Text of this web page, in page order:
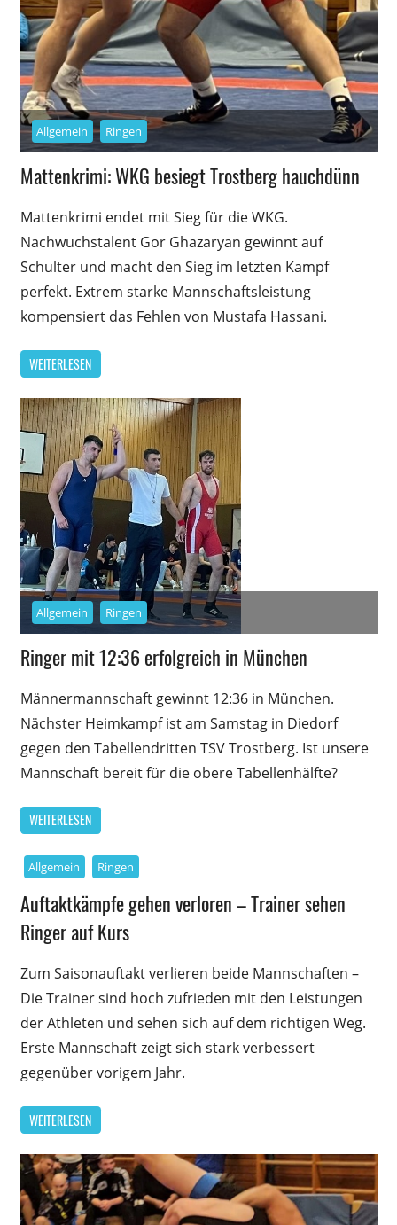
Allgemein Ringen
Mattenkrimi: WKG besiegt Trostberg hauchdünn
Mattenkrimi endet mit Sieg für die WKG.
Nachwuchstalent Gor Ghazaryan gewinnt auf
Schulter und macht den Sieg im letzten Kampf
perfekt. Extrem starke Mannschaftsleistung
kompensiert das Fehlen von Mustafa Hassani.
WEITERLESEN
Allgemein Ringen
Ringer mit 12:36 erfolgreich in München
Männermannschaft gewinnt 12:36 in München.
Nächster Heimkampf ist am Samstag in Diedorf
gegen den Tabellendritten TSV Trostberg. Ist unsere
Mannschaft bereit für die obere Tabellenhälfte?
WEITERLESEN
Allgemein Ringen
Auftaktkämpfe gehen verloren – Trainer sehen
Ringer auf Kurs
Zum Saisonauftakt verlieren beide Mannschaften –
Die Trainer sind hoch zufrieden mit den Leistungen
der Athleten und sehen sich auf dem richtigen Weg.
Erste Mannschaft zeigt sich stark verbessert
gegenüber vorigem Jahr.
WEITERLESEN